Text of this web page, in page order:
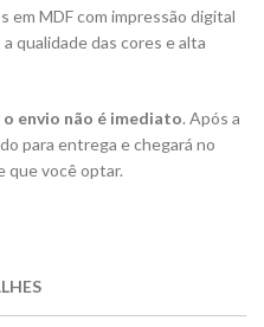
em MDF com impressão digital
qualidade das cores e alta
o envio não é imediato. Após a
para entrega e chegará no
que você optar.